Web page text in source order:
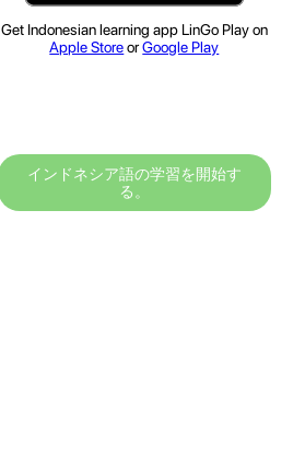
Get Indonesian learning app LinGo Play on
Apple StoreorGoogle Play
インドネシア語の学習を開始す
る。